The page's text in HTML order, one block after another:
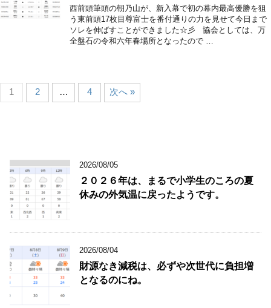
西前頭筆頭の朝乃山が、新入幕で初の幕内最高優勝を狙
う東前頭17枚目尊富士を番付通りの力を見せて今日まで
ソレを伸ばすことができました☆彡 協会としては、万
全盤石の令和六年春場所となったので …
1 2 … 4 次へ »
2026/08/05
２０２６年は、まるで小学生のころの夏
休みの外気温に戻ったようです。
2026/08/04
財源なき減税は、必ずや次世代に負担増
となるのにね。